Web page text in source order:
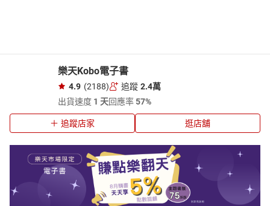
樂天Kobo電子書
4.9 (2188) 追蹤 2.4萬
出貨速度 1 天回應率57%
追蹤店家 逛店舖